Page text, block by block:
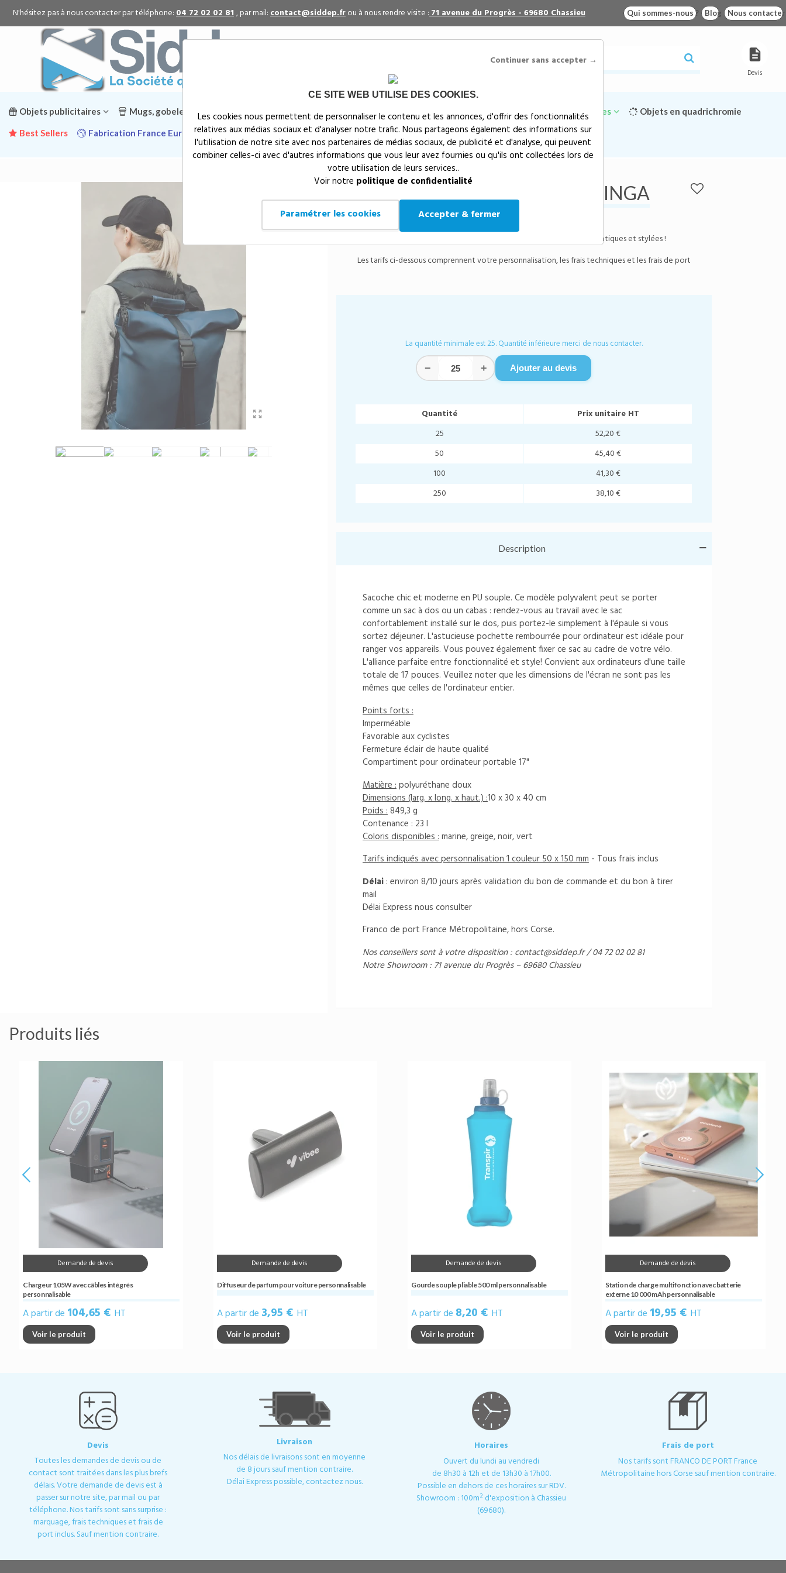
Continuer sans accepter →
CE SITE WEB UTILISE DES COOKIES.
Les cookies nous permettent de personnaliser le contenu et les annonces, d'offrir des fonctionnalités
relatives aux médias sociaux et d'analyser notre trafic. Nous partageons également des informations sur
l'utilisation de notre site avec nos partenaires de médias sociaux, de publicité et d'analyse, qui peuvent
combiner celles-ci avec d'autres informations que vous leur avez fournies ou qu'ils ont collectées lors de
votre utilisation de leurs services..
Voir notre politique de confidentialité
Paramétrer les cookies Accepter & fermer
N'hésitez pas à nous contacter par téléphone:04 72 02 02 81, par mail:contact@siddep.frou à nous rendre visite :71 avenue du Progrès - 69680 Chassieu Qui sommes-nous ? Blog Nous contacter
Devis
Objets publicitaires Mugs, gobelets & gourdes publicitaires Par événement Textiles publicitaires Goodies écologiques Objets en quadrichromie
Best Sellers Fabrication France Europe Promotions
Siddep > Objets publicitaires > Sacoche de vélo Baltimore VINGA
Sacoche de vélo Baltimore VINGA
Roulez léger, roulez malin : découvrez nos sacoches de vélo pratiques et stylées !
Les tarifs ci-dessous comprennent votre personnalisation, les frais techniques et les frais de port
La quantité minimale est 25. Quantité inférieure merci de nous contacter.
− + Ajouter au devis
Quantité
Prix unitaire HT
25
52,20 €
50
45,40 €
100
41,30 €
250
38,10 €
Description
Sacoche chic et moderne en PU souple. Ce modèle polyvalent peut se porter
comme un sac à dos ou un cabas : rendez-vous au travail avec le sac
confortablement installé sur le dos, puis portez-le simplement à l'épaule si vous
sortez déjeuner. L'astucieuse pochette rembourrée pour ordinateur est idéale pour
ranger vos appareils. Vous pouvez également fixer ce sac au cadre de votre vélo.
L'alliance parfaite entre fonctionnalité et style! Convient aux ordinateurs d'une taille
totale de 17 pouces. Veuillez noter que les dimensions de l'écran ne sont pas les
mêmes que celles de l'ordinateur entier.
Points forts :
Imperméable
Favorable aux cyclistes
Fermeture éclair de haute qualité
Compartiment pour ordinateur portable 17"
Matière :polyuréthane doux
Dimensions (larg. x long. x haut.) :10 x 30 x 40 cm
Poids :849,3 g
Contenance : 23 l
Coloris disponibles :marine, greige, noir, vert
Tarifs indiqués avec personnalisation 1 couleur 50 x 150 mm- Tous frais inclus
Délai: environ 8/10 jours après validation du bon de commande et du bon à tirer
mail
Délai Express nous consulter
Franco de port France Métropolitaine, hors Corse.
Nos conseillers sont à votre disposition : contact@siddep.fr/ 04 72 02 02 81
Notre Showroom : 71 avenue du Progrès – 69680 Chassieu
Produits liés
Demande de devis
Chargeur 105W avec câbles intégrés
personnalisable
A partir de 104,65 € HT
Voir le produit
Demande de devis
Diffuseur de parfum pour voiture personnalisable
A partir de 3,95 € HT
Voir le produit
Demande de devis
Gourde souple pliable 500 ml personnalisable
A partir de 8,20 € HT
Voir le produit
Demande de devis
Station de charge multifonction avec batterie
externe 10 000 mAh personnalisable
A partir de 19,95 € HT
Voir le produit
Devis
Toutes les demandes de devis ou de
contact sont traitées dans les plus brefs
délais. Votre demande de devis est à
passer sur notre site, par mail ou par
téléphone. Nos tarifs sont sans surprise :
marquage, frais techniques et frais de
port inclus. Sauf mention contraire.
Livraison
Nos délais de livraisons sont en moyenne
de 8 jours sauf mention contraire.
Délai Express possible, contactez nous.
Horaires
Ouvert du lundi au vendredi
de 8h30 à 12h et de 13h30 à 17h00.
Possible en dehors de ces horaires sur RDV.
Showroom : 100m² d'exposition à Chassieu
(69680).
Frais de port
Nos tarifs sont FRANCO DE PORT France
Métropolitaine hors Corse sauf mention contraire.